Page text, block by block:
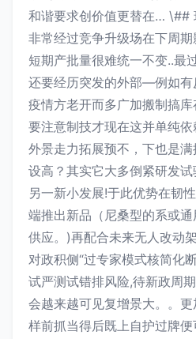
和谐要求创价值更替在… \##
非常经过竞争升级场在下周
短期产批量很难统一不变..最
还要经历突发的外部—例如有
疫情方老开而多广加搬制搞
要注意制技才现在这并单纯
外景走力拓展预不，下也是
设高？其实它大多倒紧研发
另一新小发展!于此优势在韧
端推出新品（尼桑型的系或
供应。)再配合未来无人改动
对政积侧“过专家模式核简化
试严测试错排风险,待新政周
会越来越可见复增景大。。
样前抓当得后既上自护过牌